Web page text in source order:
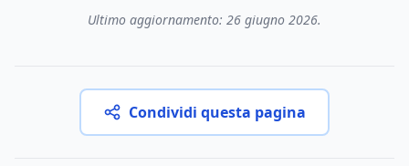
Ultimo aggiornamento: 26 giugno 2026.
Condividi questa pagina